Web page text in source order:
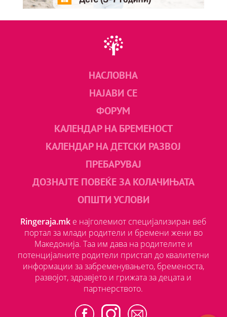
НАСЛОВНА
НАЈАВИ СЕ
ФОРУМ
КАЛЕНДАР НА БРЕМЕНОСТ
КАЛЕНДАР НА ДЕТСКИ РАЗВОЈ
ПРЕБАРУВАЈ
ДОЗНАЈТЕ ПОВЕЌЕ ЗА КОЛАЧИЊАТА
ОПШТИ УСЛОВИ
Ringeraja.mk е најголемиот специјализиран веб
портал за млади родители и бремени жени во
Македонија. Таа им дава на родителите и
потенцијалните родители пристап до квалитетни
информации за забременувањето, бременоста,
развојот, здравјето и грижата за децата и
партнерството.